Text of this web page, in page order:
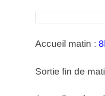
Accueil matin :
Sortie fin de